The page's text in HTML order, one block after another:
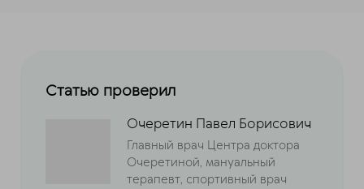
Статью проверил
Очеретин Павел Борисович
Главный врач Центра доктора
Очеретиной, мануальный
терапевт, спортивный врач